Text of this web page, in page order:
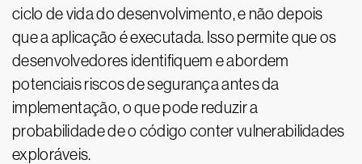
ciclo de vida do desenvolvimento, e não depois
que a aplicação é executada. Isso permite que os
desenvolvedores identifiquem e abordem
potenciais riscos de segurança antes da
implementação, o que pode reduzir a
probabilidade de o código conter vulnerabilidades
exploráveis.